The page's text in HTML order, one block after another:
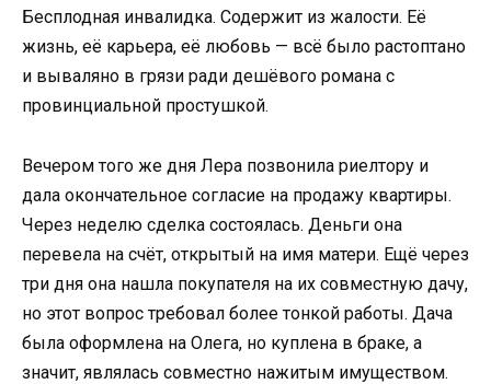
Бесплодная инвалидка. Содержит из жалости. Её
жизнь, её карьера, её любовь — всё было растоптано
и вываляно в грязи ради дешёвого романа с
провинциальной простушкой.
Вечером того же дня Лера позвонила риелтору и
дала окончательное согласие на продажу квартиры.
Через неделю сделка состоялась. Деньги она
перевела на счёт, открытый на имя матери. Ещё через
три дня она нашла покупателя на их совместную дачу,
но этот вопрос требовал более тонкой работы. Дача
была оформлена на Олега, но куплена в браке, а
значит, являлась совместно нажитым имуществом.